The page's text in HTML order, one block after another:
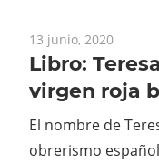
13 junio, 2020
Libro:
virgen roja
El nombre de
obrerismo